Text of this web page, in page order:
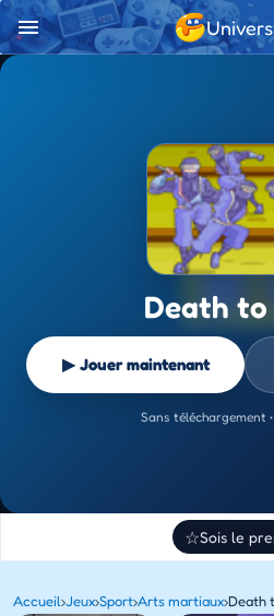
Death to
▶ Jouer maintenant
Sans téléchargement
☆Sois le
Accueil›Jeux›Sport›Arts martiaux›Death